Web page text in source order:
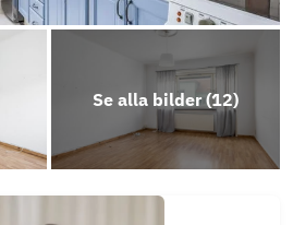
Se alla bilder (12)